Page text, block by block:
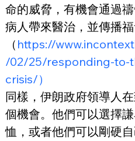
命的威脅，有機會通過
病人帶來醫治，並傳播福
（ https://
/02/25/responding-to-
crisis/）
同樣，伊朗政府領導人
個機會。他們可以選擇
恤，或者他們可以剛硬